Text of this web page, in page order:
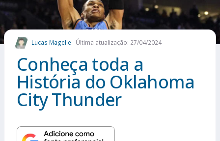
COMO APOSTAR
MAIS ESPORTES
Lucas Magelle Última atualização: 27/04/2024
Conheça toda a
História do Oklahoma
City Thunder